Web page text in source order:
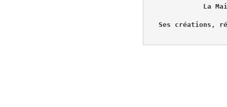
La